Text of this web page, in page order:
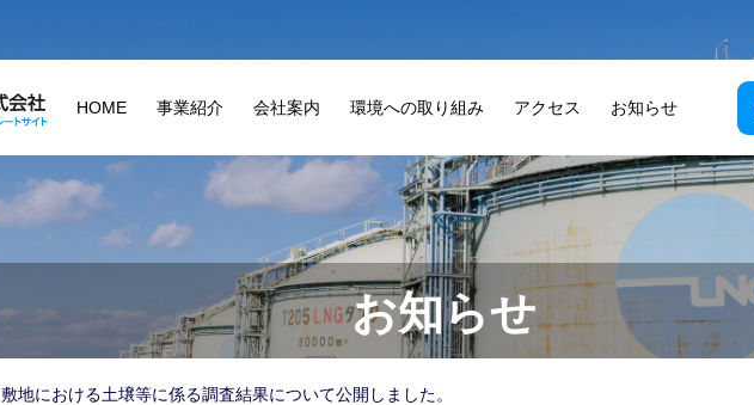
HOME 事業紹介 会社案内 環境への取り組み アクセス お知らせ
お知らせ
敷地における土壌等に係る調査結果について公開しました。